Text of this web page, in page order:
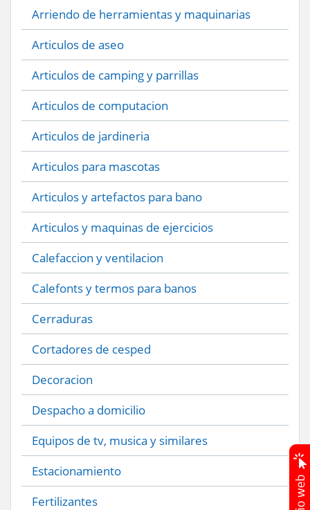
Arriendo de herramientas y maquinarias
Articulos de aseo
Articulos de camping y parrillas
Articulos de computacion
Articulos de jardineria
Articulos para mascotas
Articulos y artefactos para bano
Articulos y maquinas de ejercicios
Calefaccion y ventilacion
Calefonts y termos para banos
Cerraduras
Cortadores de cesped
Decoracion
Despacho a domicilio
Equipos de tv, musica y similares
Estacionamiento
Fertilizantes